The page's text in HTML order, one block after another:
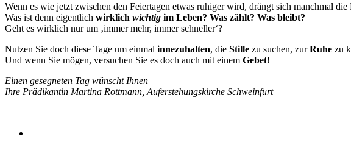
Wenn es wie jetzt zwischen den Feiertagen etwas ruhiger wird, drängt sich manchmal die
Was ist denn eigentlich wirklich wichtig im Leben? Was zählt? Was bleibt?
Geht es wirklich nur um ‚immer mehr, immer schneller‘?
Nutzen Sie doch diese Tage um einmal innezuhalten, die Stille zu suchen, zurRuhe zu
Und wenn Sie mögen, versuchen Sie es doch auch mit einem Gebet!
Einen gesegneten Tag wünscht Ihnen
Ihre Prädikantin Martina Rottmann, Auferstehungskirche Schweinfurt